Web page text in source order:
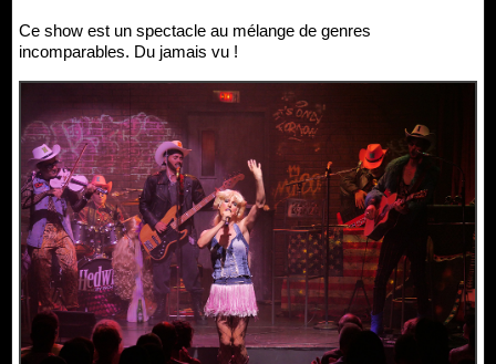
Ce show est un spectacle au mélange de genres
incomparables. Du jamais vu !